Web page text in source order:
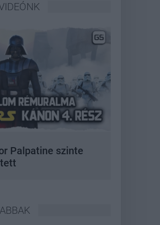
Palpatine szinte